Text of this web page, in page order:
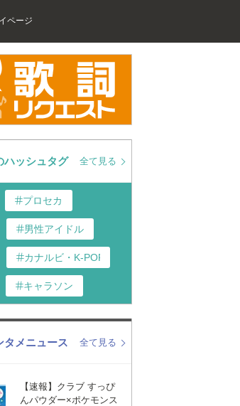
ページ
ハッシュタグ 全て見る
プロセカ
男性アイドル
カナルビ・K-POP和訳
キャラソン
演歌・歌謡
ディズニー
タメニュース 全て見る
【速報】クラブ すっぴ
んパウダー×ポケモンス